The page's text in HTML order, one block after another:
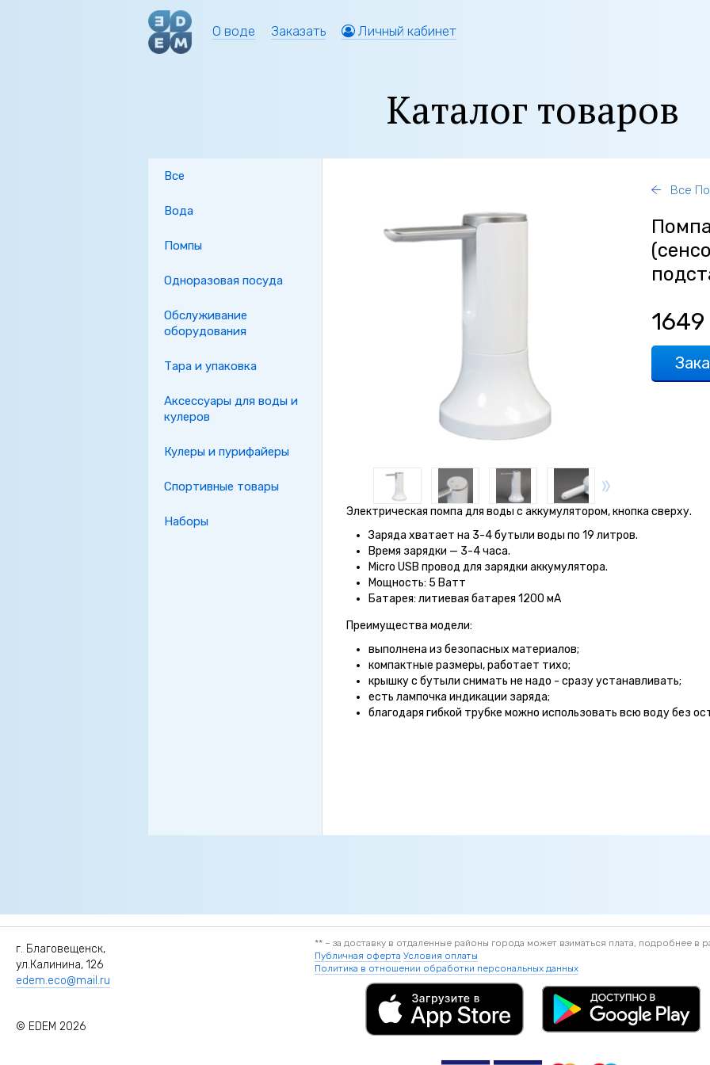
О воде Заказать Личный кабинет
Каталог товаров
Все
Вода
Помпы
Одноразовая посуда
Обслуживание
оборудования
Тара и упаковка
Аксессуары для воды и
кулеров
Кулеры и пурифайеры
Спортивные товары
Наборы
Все
1649
Электрическая помпа для воды с аккумулятором, кнопка сверху.
Заряда хватает на 3-4 бутыли воды по 19 литров.
Время зарядки — 3-4 часа.
Micro USB провод для зарядки аккумулятора.
Мощность: 5 Ватт
Батарея: литиевая батарея 1200 мА
Преимущества модели:
выполнена из безопасных материалов;
компактные размеры, работает тихо;
крышку с бутыли снимать не надо - сразу устанавливать;
есть лампочка индикации заряда;
благодаря гибкой трубке можно использовать всю воду без
г. Благовещенск,
ул.Калинина, 126
edem.eco@mail.ru
© EDEM 2026
** – за доставку в отдаленные районы города может взиматься плата, подробнее в
Публичная оферта Условия оплаты
Политика в отношении обработки персональных данных